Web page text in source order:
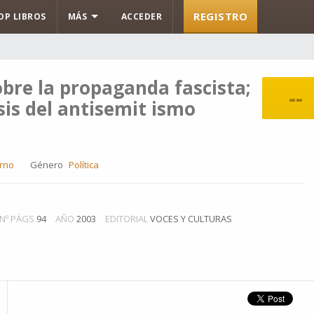
LIBROS MÁS ACCEDER REGISTRO
--
la propaganda fascista;
del antisemit ismo
Género Política
Nº PÁGS 94 AÑO 2003 EDITORIALVOCES Y CULTURAS